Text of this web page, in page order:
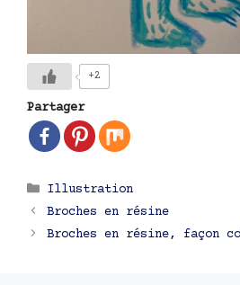
+2
Partager
Catégories
Illustration
Navigation
des
Broches en résine
Broches en résine, façon